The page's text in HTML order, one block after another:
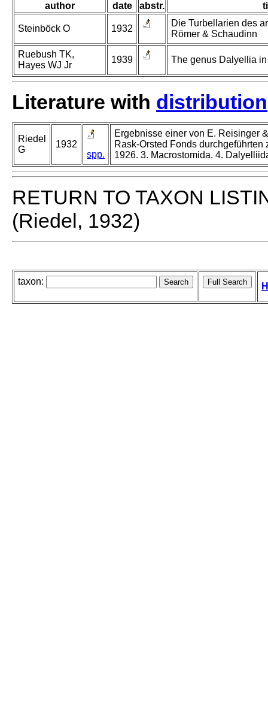
author date abstr.
Steinböck O 1932
Die Turbellarien des
Römer & Schaudinn
Ruebush TK,
Hayes WJ Jr
1939 The genus Dalyellia in
Literature with distribution
Riedel
G
1932
spp.
Ergebnisse einer von E. Reisinger
Rask-Orsted Fonds
1926. 3. Macrostomida. 4.
RETURN TO TAXON
(Riedel, 1932)
taxon: